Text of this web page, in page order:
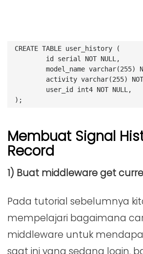
CREATE TABLE user_history (
	id serial NOT NULL,
model_name varchar(255)
activity varchar(255)
	user_id int4 NOT NULL,
);
Membuat Signal
Record
1) Buat middleware get
Pada tutorial sebelumnya
mempelajari bagaimana
middleware untuk